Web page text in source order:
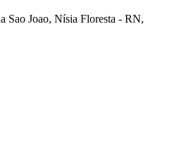
Sao Joao, Nísia Floresta - RN,